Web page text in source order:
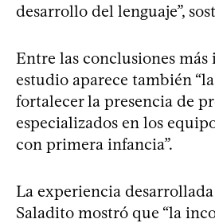
desarrollo del lenguaje”,
Entre las conclusiones
estudio aparece también
fortalecer la presencia de
especializados en los
con primera infancia”.
La experiencia
Saladito mostró que “la